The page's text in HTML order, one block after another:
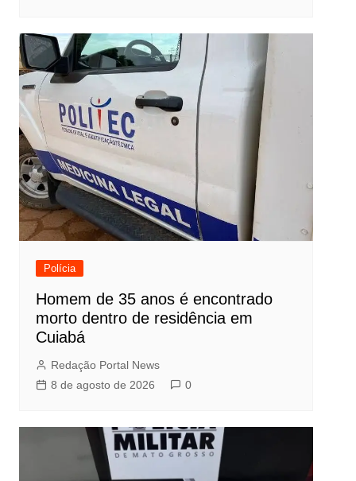
Polícia
Homem de 35 anos é encontrado
morto dentro de residência em
Cuiabá
Redação Portal News
8 de agosto de 2026
0